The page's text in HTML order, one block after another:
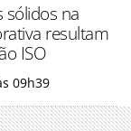
sólidos na
resultam
ISO
09h39